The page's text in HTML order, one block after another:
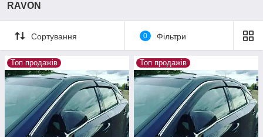
RAVON
Сортування 0 Фільтри
Топ продажів Топ продажів